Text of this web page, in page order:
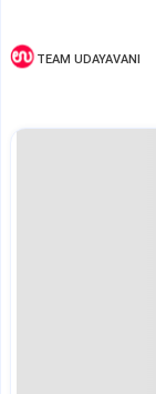
TEAM UDAYAVANI